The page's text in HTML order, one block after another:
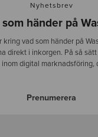
Nyhetsbrev
händer på
kring vad som händer på
direkt i inkorgen. På så
digital marknadsföring,
Prenumerera